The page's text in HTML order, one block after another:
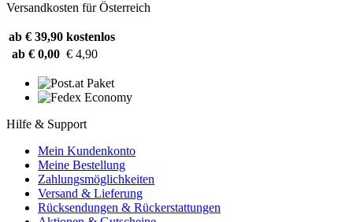
Versandkosten für Österreich
ab € 39,90 kostenlos
ab € 0,00 € 4,90
Hilfe & Support
Mein Kundenkonto
Meine Bestellung
Zahlungsmöglichkeiten
Versand & Lieferung
Rücksendungen & Rückerstattungen